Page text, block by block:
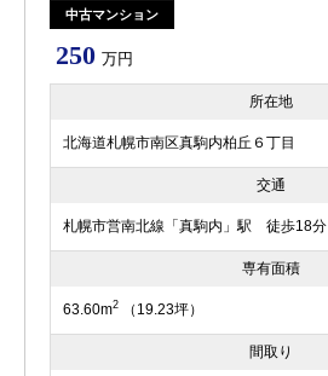
中古マンション
250 万円
所在地
北海道札幌市南区真駒内柏丘６丁目
交通
札幌市営南北線「真駒内」駅 徒歩18分
専有面積
63.60m2 （19.23坪）
間取り